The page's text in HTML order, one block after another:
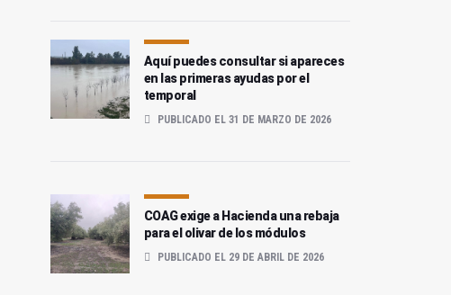
Aquí puedes consultar si apareces
en las primeras ayudas por el
temporal
PUBLICADO EL 31 DE MARZO DE 2026
COAG exige a Hacienda una rebaja
para el olivar de los módulos
PUBLICADO EL 29 DE ABRIL DE 2026